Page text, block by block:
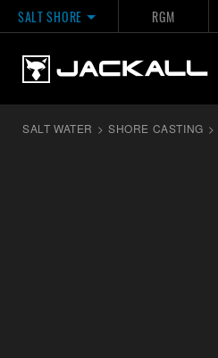
SALT SHORE RGM
SALT WATER > SHORE CASTING >